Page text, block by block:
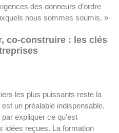
des donneurs d’ordre
nous sommes soumis. »
co-construire : les clés
les plus puissants reste la
un préalable indispensable.
expliquer ce qu’est
idées reçues. La formation